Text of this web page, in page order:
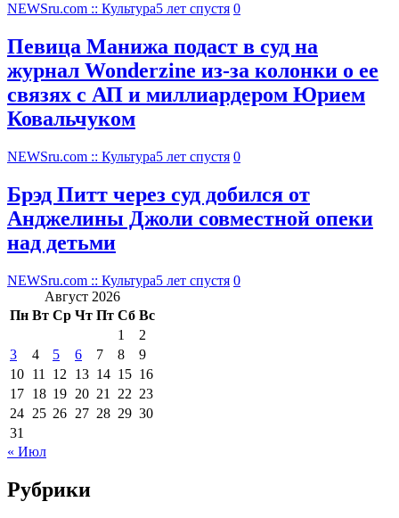
NEWSru.com :: Культура5 лет спустя 0
Певица Манижа подаст в суд на
журнал Wonderzine из-за колонки о ее
связях с АП и миллиардером Юрием
Ковальчуком
NEWSru.com :: Культура5 лет спустя 0
Брэд Питт через суд добился от
Анджелины Джоли совместной опеки
над детьми
NEWSru.com :: Культура5 лет спустя 0
Август 2026
Пн Вт Ср Чт Пт Сб Вс
1
2
3
4 5 6 7 8
9
10 11 12 13 14 15 16
17 18 19 20 21 22 23
24 25 26 27 28 29 30
31
« Июл
Рубрики